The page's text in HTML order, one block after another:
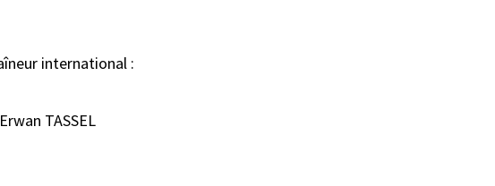
international :
TASSEL